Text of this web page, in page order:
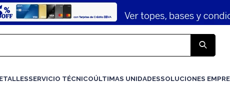
SERVICIO TÉCNICOÚLTIMAS UNIDADESSOLUCIONES